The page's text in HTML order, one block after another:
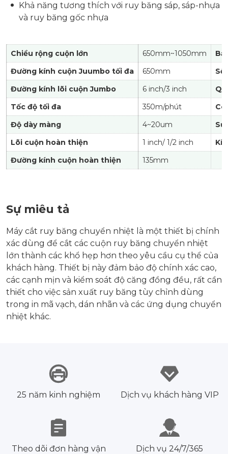
Khả năng tương thích với ruy băng sáp, sáp-nhựa
và ruy băng gốc nhựa
Chiều rộng cuộn lớn 650mm~1050mm
Đường kính cuộn Juumbo tối đa
650mm
Số
Đường kính lõi cuộn Jumbo
6 inch/3 inch
Tốc độ tối đa
350m/phút
Độ dày màng
4~20um
Lõi cuộn hoàn thiện
1 inch/ 1/2 inch
Đường kính cuộn hoàn thiện
135mm
Sự miêu tả
Máy cắt ruy băng chuyển nhiệt là một thiết bị chính
xác dùng để cắt các cuộn ruy băng chuyển nhiệt
lớn thành các khổ hẹp hơn theo yêu cầu cụ thể của
khách hàng. Thiết bị này đảm bảo độ chính xác cao,
các cạnh mịn và kiểm soát độ căng đồng đều, rất cần
thiết cho việc sản xuất ruy băng tùy chỉnh dùng
trong in mã vạch, dán nhãn và các ứng dụng chuyển
nhiệt khác.
25 năm kinh nghiệm Dịch vụ khách hàng VIP
Theo dõi đơn hàng vận
Dịch vụ 24/7/365